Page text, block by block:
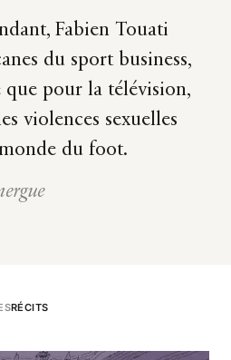
Fabien Touati
du sport business,
que pour la télévision,
violences sexuelles
du foot.
RÉCITS